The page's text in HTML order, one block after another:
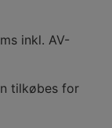
inkl. AV-
tilkøbes for